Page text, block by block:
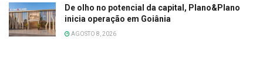
De olho no potencial da capital, Plano&Plano
inicia operação em Goiânia
AGOSTO 8, 2026